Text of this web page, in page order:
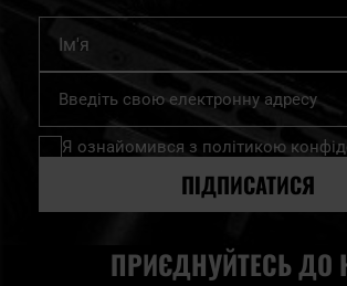
Підпишіться
нашу
розсилку
Я ознайомився з політикою
ПІДПИСАТИСЯ
ПРИЄДНУЙТЕСЬ ДО